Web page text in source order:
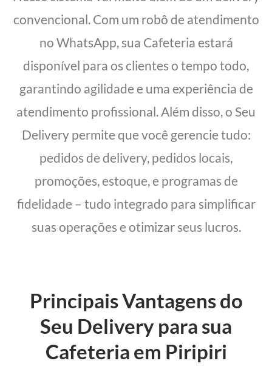
convencional. Com um robô de atendimento
no WhatsApp, sua Cafeteria estará
disponível para os clientes o tempo todo,
garantindo agilidade e uma experiência de
atendimento profissional. Além disso, o Seu
Delivery permite que você gerencie tudo:
pedidos de delivery, pedidos locais,
promoções, estoque, e programas de
fidelidade – tudo integrado para simplificar
suas operações e otimizar seus lucros.
Principais Vantagens do
Seu Delivery para sua
Cafeteria em Piripiri